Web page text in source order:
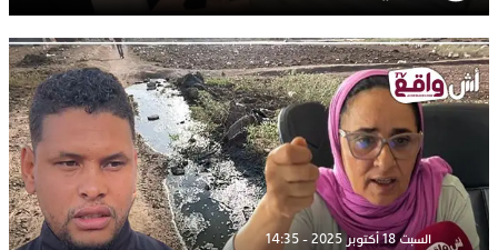
السبت 18 أكتوبر 2025 - 14:35